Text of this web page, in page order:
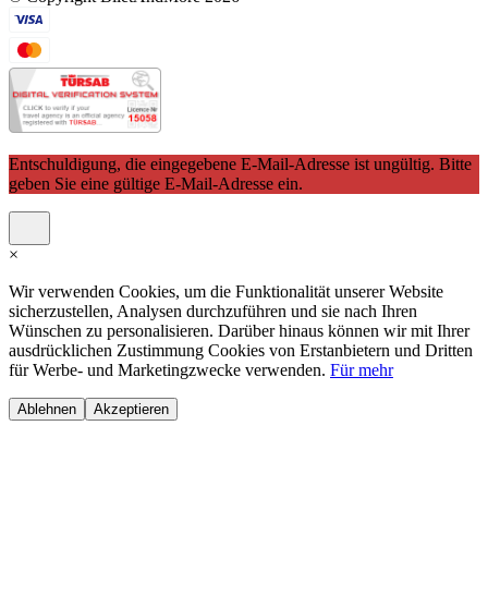
Entschuldigung, die eingegebene E-Mail-Adresse ist ungültig. Bitte
geben Sie eine gültige E-Mail-Adresse ein.
×
Wir verwenden Cookies, um die Funktionalität unserer Website
sicherzustellen, Analysen durchzuführen und sie nach Ihren
Wünschen zu personalisieren. Darüber hinaus können wir mit Ihrer
ausdrücklichen Zustimmung Cookies von Erstanbietern und Dritten
für Werbe- und Marketingzwecke verwenden. Für mehr
Ablehnen Akzeptieren